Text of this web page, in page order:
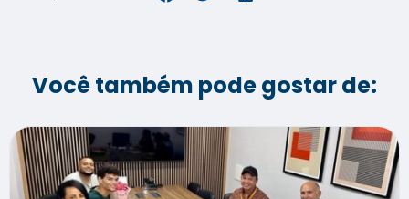
Você também pode gostar de: